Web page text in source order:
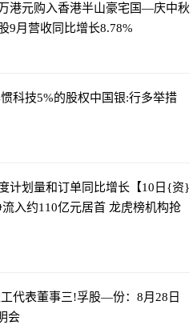
港元购入香港半山豪宅国—庆中秋
9月营收同比增长8.78%
科技5%的股权中国银:行多举措
计划量和订单同比增长 【10日{资}
入约110亿元居首 龙虎榜机构抢
代表董事三!孚股—份：8月28日
会